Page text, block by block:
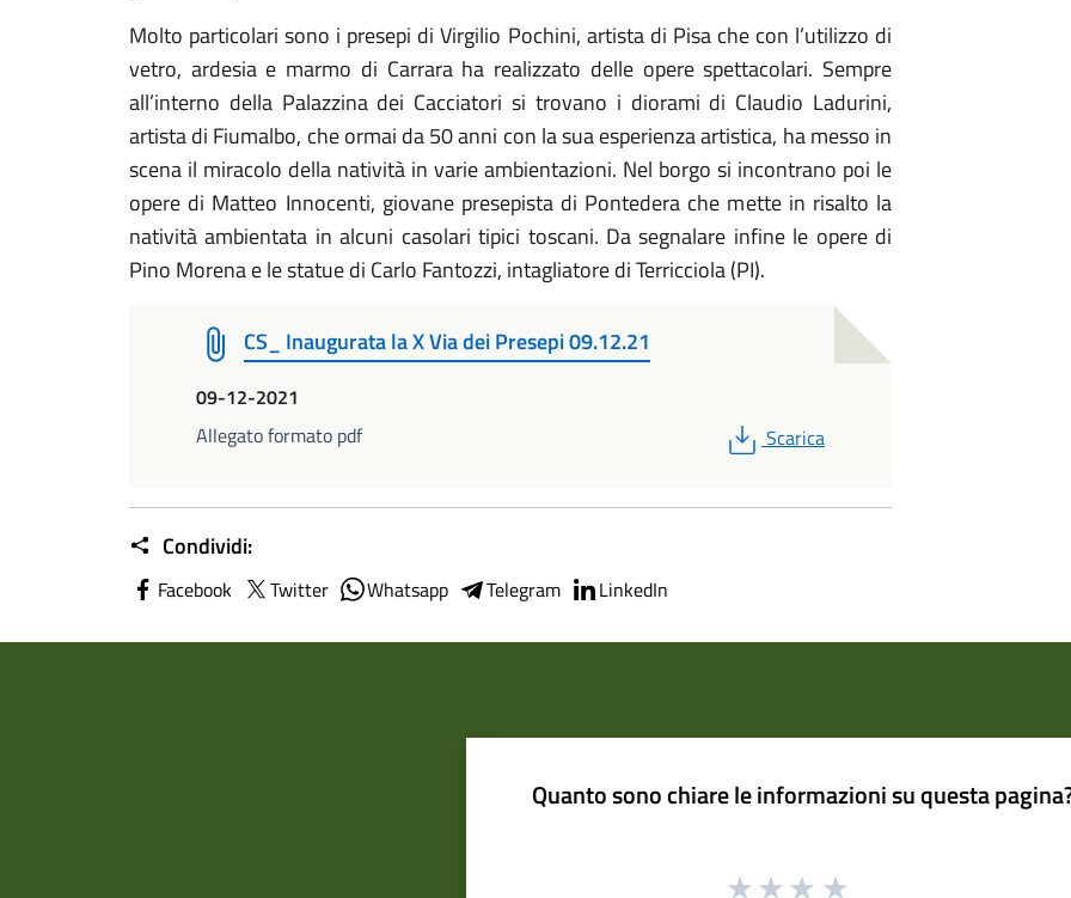
Molto particolari sono i presepi di Virgilio Pochini, artista di Pisa che con l’utilizzo di
vetro, ardesia e marmo di Carrara ha realizzato delle opere spettacolari. Sempre
all’interno della Palazzina dei Cacciatori si trovano i diorami di Claudio Ladurini,
artista di Fiumalbo, che ormai da 50 anni con la sua esperienza artistica, ha messo in
scena il miracolo della natività in varie ambientazioni. Nel borgo si incontrano poi le
opere di Matteo Innocenti, giovane presepista di Pontedera che mette in risalto la
natività ambientata in alcuni casolari tipici toscani. Da segnalare infine le opere di
Pino Morena e le statue di Carlo Fantozzi, intagliatore di Terricciola (PI).
CS_ Inaugurata la X Via dei Presepi 09.12.21
09-12-2021
Allegato formato pdf
PDF
Scarica
Condividi:
Facebook Twitter Whatsapp Telegram LinkedIn
Quanto sono chiare le informazioni su questa